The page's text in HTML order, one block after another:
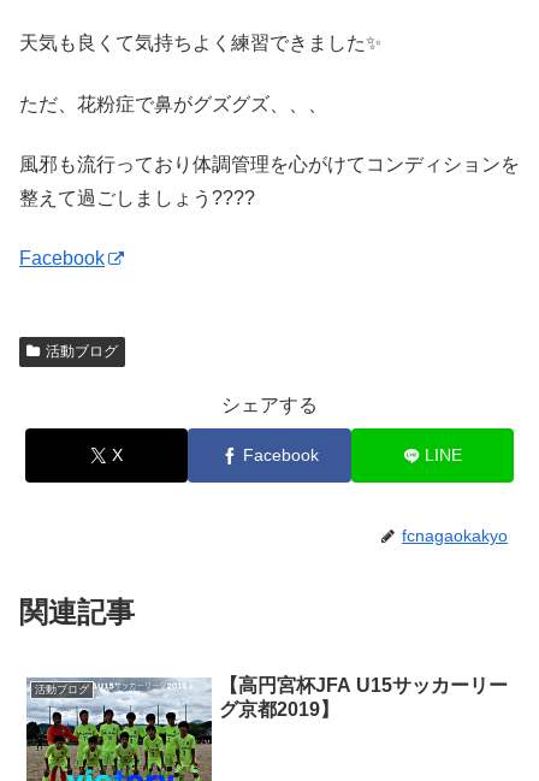
天気も良くて気持ちよく練習できました✨
ただ、花粉症で鼻がグズグズ、、、
風邪も流行っており体調管理を心がけてコンディションを
整えて過ごしましょう????
Facebook
活動ブログ
シェアする
X Facebook LINE
fcnagaokakyo
関連記事
活動ブログ
【高円宮杯JFA U15サッカーリー
グ京都2019】